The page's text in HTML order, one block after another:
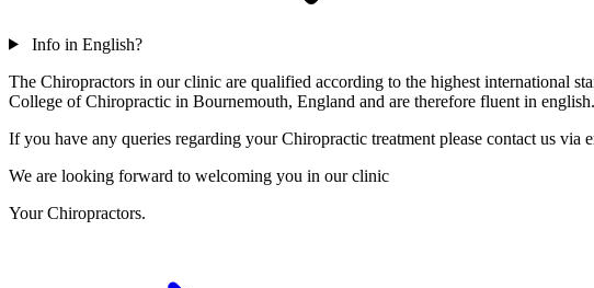
Info in English?
The Chiropractors in our clinic are qualified according to the highest international
College of Chiropractic in Bournemouth, England and are therefore fluent in english.
If you have any queries regarding your Chiropractic treatment please contact us via
We are looking forward to welcoming you in our clinic
Your Chiropractors.